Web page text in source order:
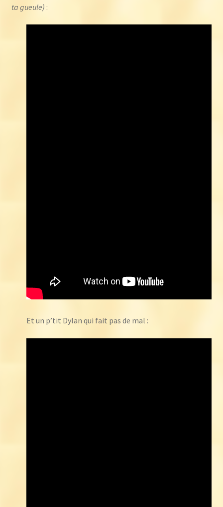
ta gueule) :
Et un p’tit Dylan qui fait pas de mal :